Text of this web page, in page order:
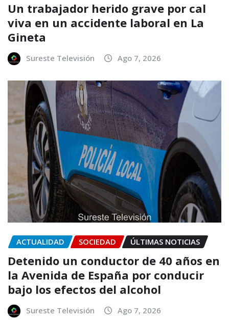
Un trabajador herido grave por cal
viva en un accidente laboral en La
Gineta
Sureste Televisión Ago 7, 2026
ACTUALIDAD SOCIEDAD ÚLTIMAS NOTICIAS
Detenido un conductor de 40 años en
la Avenida de España por conducir
bajo los efectos del alcohol
Sureste Televisión Ago 7, 2026